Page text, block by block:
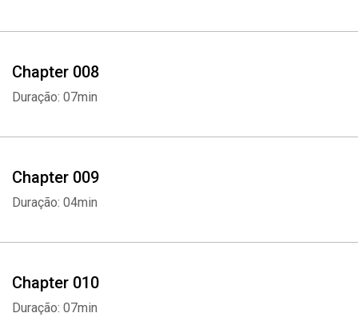
Chapter 008
Duração: 07min
Chapter 009
Duração: 04min
Chapter 010
Duração: 07min